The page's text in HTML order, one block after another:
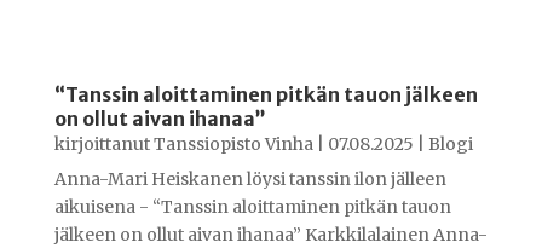
“Tanssin aloittaminen pitkän tauon jälkeen
on ollut aivan ihanaa”
kirjoittanutTanssiopisto Vinha| 07.08.2025
Blogi
Anna-Mari Heiskanen löysi tanssin ilon jälleen
aikuisena - “Tanssin aloittaminen pitkän tauon
jälkeen on ollut aivan ihanaa” Karkkilalainen Anna-